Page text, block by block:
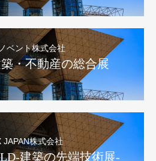
ベント株式会社
・不動産の総合展
株式会社
建築の先端技術展-